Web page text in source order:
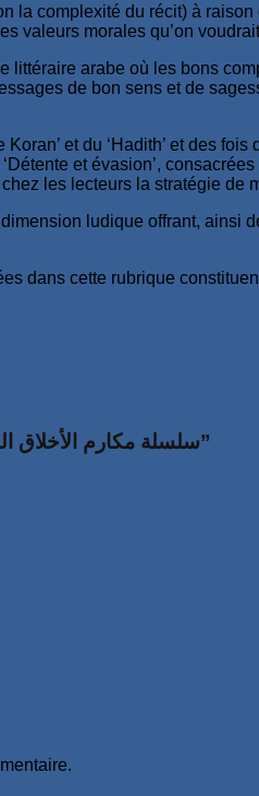
la complexité du récit) à raison
valeurs morales qu’on
arabe où les bons
de bon sens et de
et du ‘Hadith’ et des
et évasion’,
les lecteurs la stratégie de
ludique offrant,
dans cette rubrique
Soyez le premier à laisser votre avis sur “سلسلة مكارم الأخلاق المستوى الأول من 6 إلى 10 سنوات”